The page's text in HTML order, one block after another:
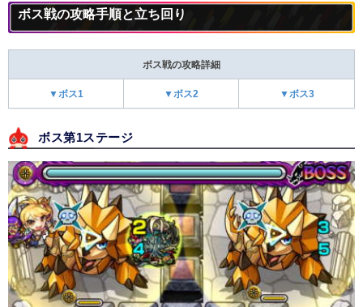
ボス戦の攻略手順と立ち回り
ボス戦の攻略詳細
▼ボス1 ▼ボス2 ▼ボス3
ボス第1ステージ